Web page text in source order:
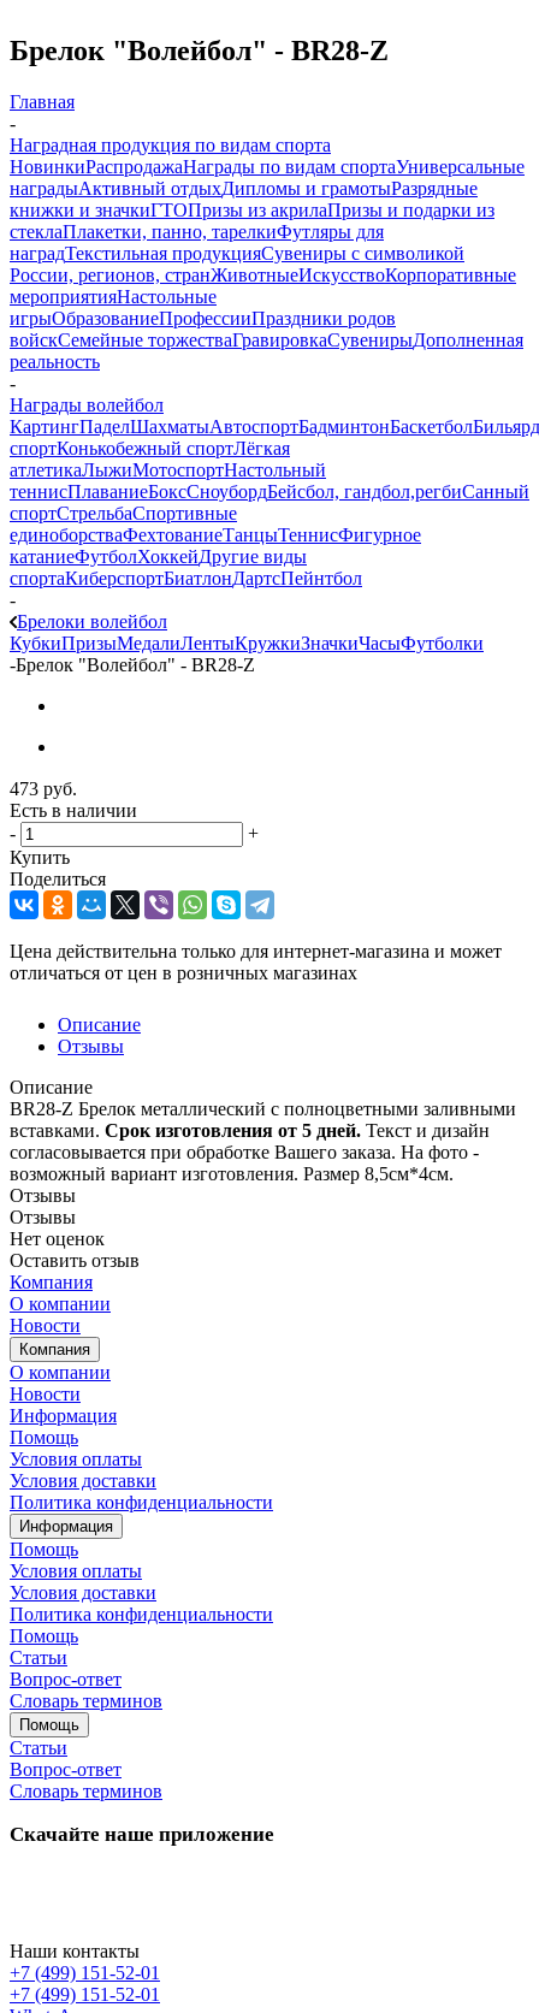
Брелок "Волейбол" - BR28-Z
Главная
-
Наградная продукция по видам спорта
НовинкиРаспродажаНаграды по видам спортаУниверсальные
наградыАктивный отдыхДипломы и грамотыРазрядные
книжки и значкиГТОПризы из акрилаПризы и подарки из
стеклаПлакетки, панно, тарелкиФутляры для
наградТекстильная продукцияСувениры с символикой
России, регионов, странЖивотныеИскусствоКорпоративные
мероприятияНастольные
игрыОбразованиеПрофессииПраздники родов
войскСемейные торжестваГравировкаСувенирыДополненная
реальность
-
Награды волейбол
КартингПаделШахматыАвтоспортБадминтонБаскетболБильярд
спортКонькобежный спортЛёгкая
атлетикаЛыжиМотоспортНастольный
теннисПлаваниеБоксСноубордБейсбол, гандбол,регбиСанный
спортСтрельбаСпортивные
единоборстваФехтованиеТанцыТеннисФигурное
катаниеФутболХоккейДругие виды
спортаКиберспортБиатлонДартсПейнтбол
-
Брелоки волейбол
КубкиПризыМедалиЛентыКружкиЗначкиЧасыФутболки
-Брелок "Волейбол" - BR28-Z
473 руб.
Есть в наличии
-
+
Купить
Поделиться
Цена действительна только для интернет-магазина и может
отличаться от цен в розничных магазинах
Описание
Отзывы
Описание
BR28-Z Брелок металлический с полноцветными заливными
вставками. Срок изготовления от 5 дней. Текст и дизайн
согласовывается при обработке Вашего заказа. На фото -
возможный вариант изготовления. Размер 8,5см*4см.
Отзывы
Отзывы
Нет оценок
Оставить отзыв
Компания
О компании
Новости
Компания
О компании
Новости
Информация
Помощь
Условия оплаты
Условия доставки
Политика конфиденциальности
Информация
Помощь
Условия оплаты
Условия доставки
Политика конфиденциальности
Помощь
Статьи
Вопрос-ответ
Словарь терминов
Помощь
Статьи
Вопрос-ответ
Словарь терминов
Скачайте наше приложение
Наши контакты
+7 (499) 151-52-01
+7 (499) 151-52-01